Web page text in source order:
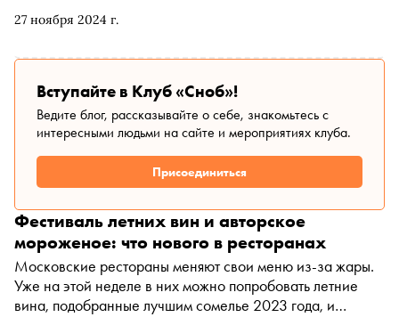
27 ноября 2024 г.
Вступайте в Клуб «Сноб»!
Ведите блог, рассказывайте о себе, знакомьтесь с
интересными людьми на сайте и мероприятиях клуба.
Присоединиться
Фестиваль летних вин и авторское
мороженое: что нового в ресторанах
Московские рестораны меняют свои меню из-за жары.
Уже на этой неделе в них можно попробовать летние
вина, подобранные лучшим сомелье 2023 года, и